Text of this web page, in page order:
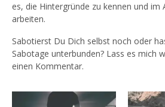
es, die Hintergründe zu kennen und im
arbeiten.
Sabotierst Du Dich selbst noch oder
Sabotage unterbunden? Lass es mich
einen Kommentar.